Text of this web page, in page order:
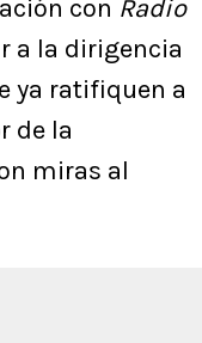
con Radio
a la dirigencia
ya ratifiquen a
de la
miras al